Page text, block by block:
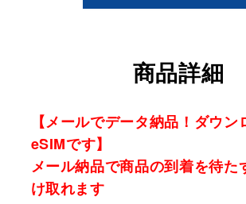
商品詳細
【メールでデータ納品！ダウン
eSIMです】
メール納品で商品の到着を待た
け取れます